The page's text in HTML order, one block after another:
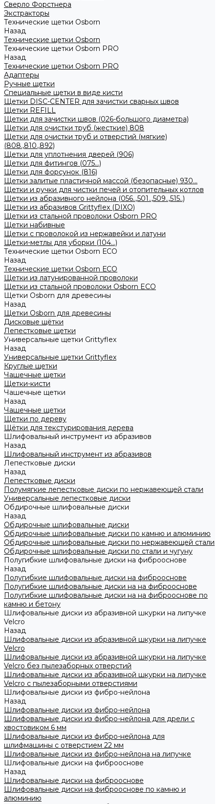
Сверло Форстнера
Экстракторы
Технические щетки Osborn
Назад
Технические щетки Osborn
Технические щетки Osborn PRO
Назад
Технические щетки Osborn PRO
Адаптеры
Ручные щетки
Специальные щетки в виде кисти
Щетки DISC-CENTER для зачистки сварных швов
Щетки REFILL
Щетки для зачистки швов (026-большого диаметра)
Щетки для очистки труб (жесткие) 808
Щетки для очистки труб и отверстий (мягкие)
(808.,810.,892)
Щетки для уплотнения дверей (906)
Щетки для фитингов (075...)
Щетки для форсунок (816)
Щетки залитые пластичной массой (безопасные) 930...
Щетки и ручки для чистки печей и отопительных котлов
Щетки из абразивного нейлона (056..,501..,509..,515..)
Щетки из абразивов Grittyflex (DIXO)
Щетки из стальной проволоки Osborn PRO
Щетки набивные
Щетки с проволокой из нержавейки и латуни
Щетки-метлы для уборки (104...)
Технические щетки Osborn ЕСО
Назад
Технические щетки Osborn ЕСО
Щетки из латунированной проволоки
Щетки из стальной проволоки Osborn ECO
Щетки Osborn для древесины
Назад
Щетки Osborn для древесины
Дисковые щётки
Лепестковые щетки
Универсальные щетки Grittyflex
Назад
Универсальные щетки Grittyflex
Круглые щетки
Чашечные щетки
Щетки-кисти
Чашечные щетки
Назад
Чашечные щетки
Щетки по дереву
Щётки для текстурирования дерева
Шлифовальный инструмент из абразивов
Назад
Шлифовальный инструмент из абразивов
Лепестковые диски
Назад
Лепестковые диски
Полумягкие лепестковые диски по нержавеющей стали
Универсальные лепестковые диски
Обдирочные шлифовальные диски
Назад
Обдирочные шлифовальные диски
Обдирочные шлифовальные диски по камню и алюминию
Обдирочные шлифовальные диски по нержавеющей стали
Обдирочные шлифовальные диски по стали и чугуну
Полугибкие шлифовальные диски на фиброоснове
Назад
Полугибкие шлифовальные диски на фиброоснове
Полугибкие шлифовальные диски на на фиброоснове
Полугибкие шлифовальные диски на на фиброоснове по
камню и бетону
Шлифовальные диски из абразивной шкурки на липучке
Velcro
Назад
Шлифовальные диски из абразивной шкурки на липучке
Velcro
Шлифовальные диски из абразивной шкурки на липучке
Velcro без пылезаборных отверстий
Шлифовальные диски из абразивной шкурки на липучке
Velcro с пылезаборными отверстиями
Шлифовальные диски из фибро-нейлона
Назад
Шлифовальные диски из фибро-нейлона
Шлифовальные диски из фибро-нейлона для дрели с
хвостовиком 6 мм
Шлифовальные диски из фибро-нейлона для
шлифмашины с отверстием 22 мм
Шлифовальные диски из фибро-нейлона на липучке
Шлифовальные диски на фиброоснове
Назад
Шлифовальные диски на фиброоснове
Шлифовальные диски на фиброоснове по камню и
алюминию